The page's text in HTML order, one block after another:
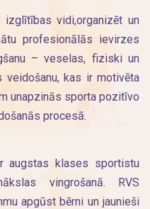
vidi,organizēt un
profesionālās ievirzes
– veselas, fiziski un
kas ir motivēta
unapzinās sporta pozitīvo
procesā.
augstas klases sportistu
vingrošanā. RVS
apgūst bērni un jaunieši